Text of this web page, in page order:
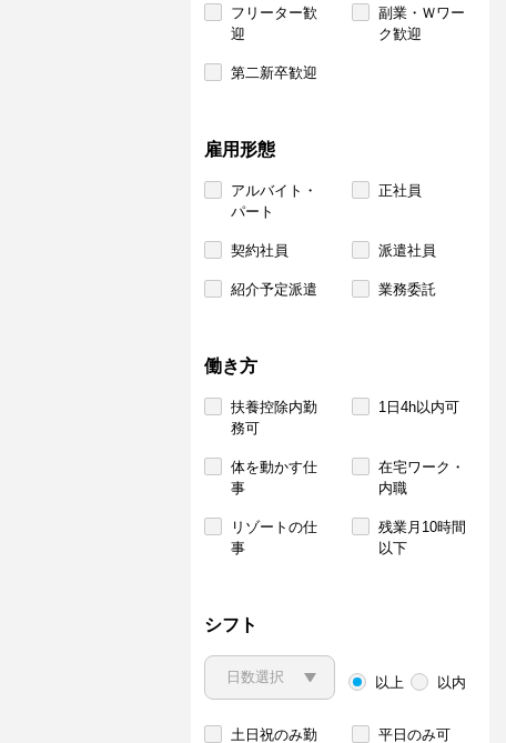
フリーター歓
迎
副業・Ｗワー
ク歓迎
第二新卒歓迎
雇用形態
アルバイト・
パート
正社員
契約社員 派遣社員
紹介予定派遣 業務委託
働き方
扶養控除内勤
務可
1日4h以内可
体を動かす仕
事
在宅ワーク・
内職
リゾートの仕
事
残業月10時間
以下
シフト
以上 以内
土日祝のみ勤
平日のみ可